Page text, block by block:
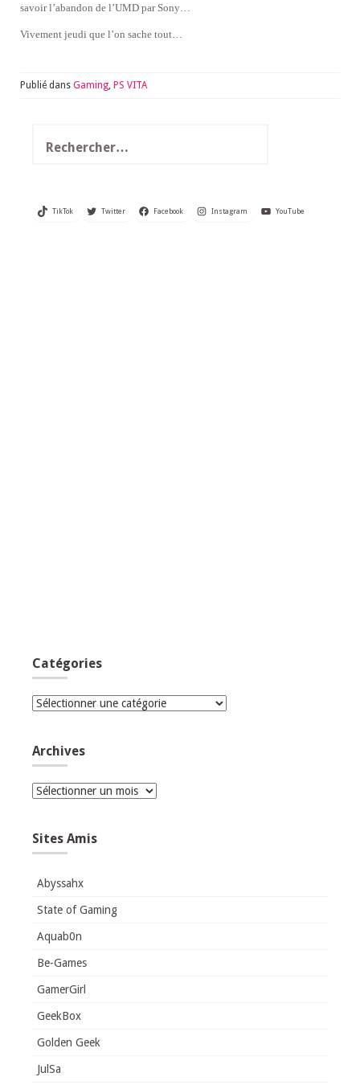
savoir l’abandon de l’UMD par Sony…
Vivement jeudi que l’on sache tout…
Publié dans Gaming PS VITA
TikTok Twitter Facebook Instagram YouTube
Catégories
Catégories
Archives
Archives
Sites Amis
Abyssahx
State of Gaming
Aquab0n
Be-Games
GamerGirl
GeekBox
Golden Geek
JulSa